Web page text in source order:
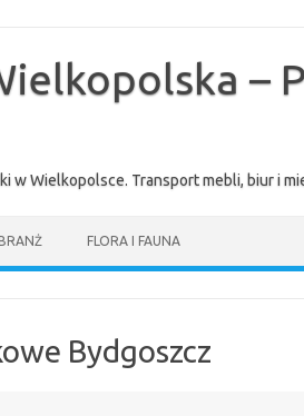
–
Wielkopolsce. Transport mebli, biur i
FLORA I FAUNA
Bydgoszcz